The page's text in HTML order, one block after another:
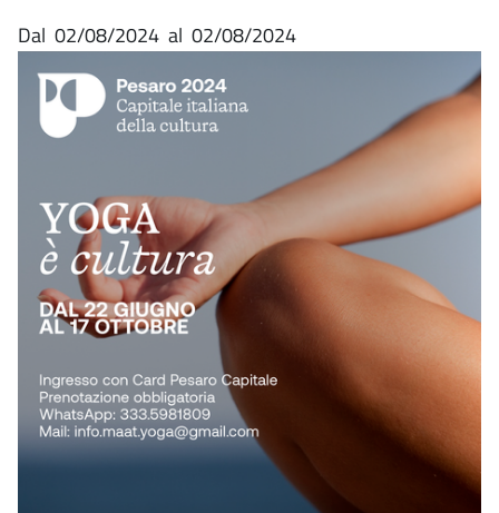
Dal 02/08/2024 al 02/08/2024